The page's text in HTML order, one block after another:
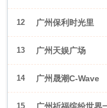
12 广州保利时光里
13 广州天娱广场
14 广州晟潮C-Wave
15